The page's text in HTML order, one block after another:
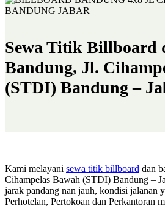
Sewa Titik Billboard
Bandung, Jl.
(STDI) Bandung –
Kami melayani sewa titik billboard dan
Cihampelas Bawah (STDI) Bandung –
jarak pandang nan jauh, kondisi jalanan
Perhotelan, Pertokoan dan Perkantoran